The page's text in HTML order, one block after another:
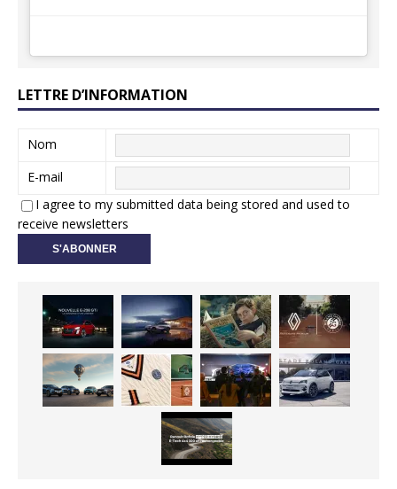
LETTRE D’INFORMATION
Nom
E-mail
I agree to my submitted data being stored and used to
receive newsletters